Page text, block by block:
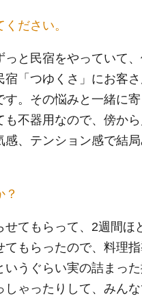
ださい。
と民宿をやっていて
「つゆくさ」にお客
。その悩みと一緒に
不器用なので、傍か
、テンション感で結
てもらって、2週間
もらったので、料理
うぐらい実の詰まっ
しゃったりして、みん